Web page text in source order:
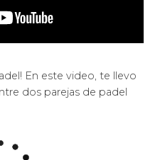
En este video, te llevo
dos parejas de padel